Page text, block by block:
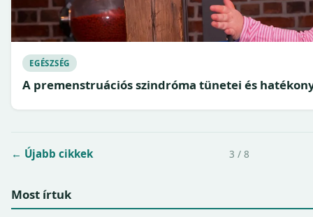
EGÉSZSÉG
A premenstruációs szindróma tünetei és
← Újabb cikkek 3 / 8
Most írtuk